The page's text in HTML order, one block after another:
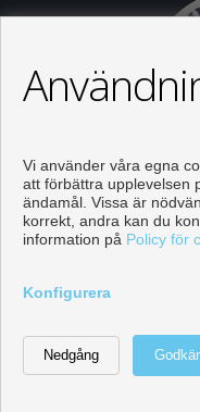
Kontakta
Vi använder våra egna
att förbättra upplevelsen
ändamål. Vissa är
korrekt, andra kan du
information på Policy för
Konfigurera